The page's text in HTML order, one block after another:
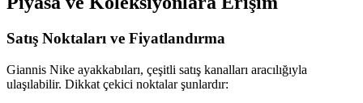
Satış Noktaları ve Fiyatlandırma
Giannis Nike ayakkabıları, çeşitli satış kanalları aracılığıyla
ulaşılabilir. Dikkat çekici noktalar şunlardır: